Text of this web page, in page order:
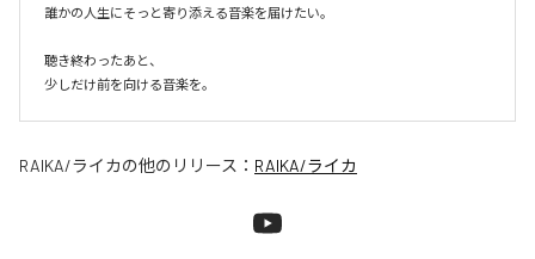
誰かの人生にそっと寄り添える音楽を届けたい。
聴き終わったあと、
少しだけ前を向ける音楽を。
RAIKA/ライカの他のリリース： RAIKA/ライカ